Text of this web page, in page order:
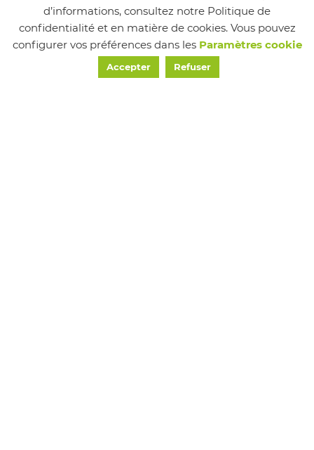
d’informations, consultez notre Politique de
confidentialité et en matière de cookies. Vous pouvez
configurer vos préférences dans les Paramètres cookie
Accepter Refuser